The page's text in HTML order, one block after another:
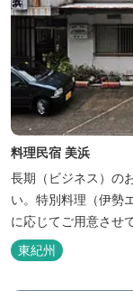
料理民宿 美浜
長期（ビジネス）の
い。特別料理（伊勢
に応じてご用意させ
東紀州